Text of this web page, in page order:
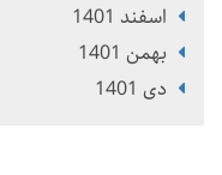
اسفند 1401
بهمن 1401
دی 1401